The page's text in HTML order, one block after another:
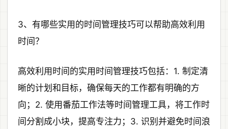
3、有哪些实用的时间管理技巧可以帮助高效利用
时间？
高效利用时间的实用时间管理技巧包括：1. 制定清
晰的计划和目标，确保每天的工作都有明确的方
向；2. 使用番茄工作法等时间管理工具，将工作时
间分割成小块，提高专注力；3. 识别并避免时间浪